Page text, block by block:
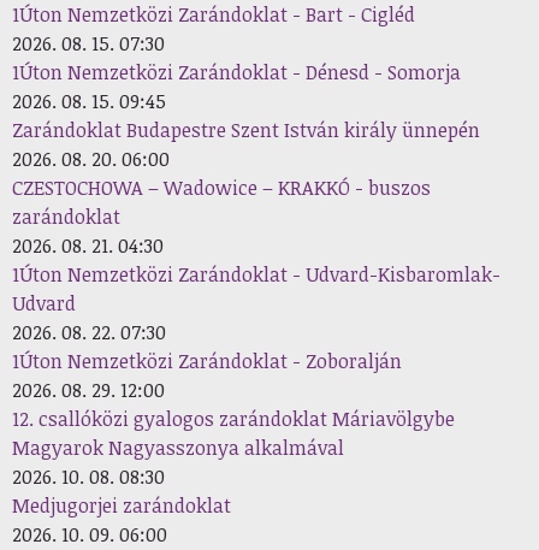
1Úton Nemzetközi Zarándoklat - Bart - Cigléd
2026. 08. 15. 07:30
1Úton Nemzetközi Zarándoklat - Dénesd - Somorja
2026. 08. 15. 09:45
Zarándoklat Budapestre Szent István király ünnepén
2026. 08. 20. 06:00
CZESTOCHOWA – Wadowice – KRAKKÓ - buszos
zarándoklat
2026. 08. 21. 04:30
1Úton Nemzetközi Zarándoklat - Udvard-Kisbaromlak-
Udvard
2026. 08. 22. 07:30
1Úton Nemzetközi Zarándoklat - Zoboralján
2026. 08. 29. 12:00
12. csallóközi gyalogos zarándoklat Máriavölgybe
Magyarok Nagyasszonya alkalmával
2026. 10. 08. 08:30
Medjugorjei zarándoklat
2026. 10. 09. 06:00